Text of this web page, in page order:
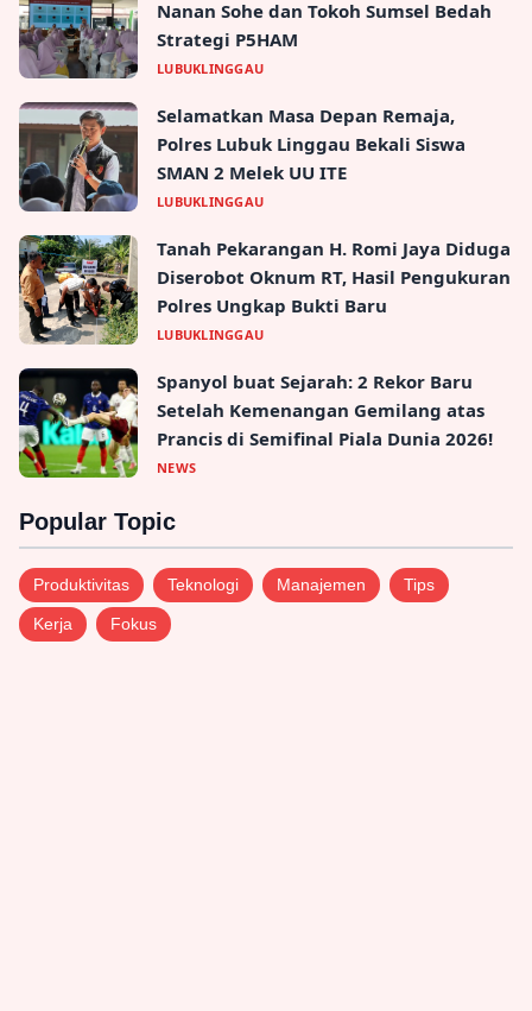
Nanan Sohe dan Tokoh Sumsel Bedah
Strategi P5HAM
LUBUKLINGGAU
Selamatkan Masa Depan Remaja,
Polres Lubuk Linggau Bekali Siswa
SMAN 2 Melek UU ITE
LUBUKLINGGAU
Tanah Pekarangan H. Romi Jaya Diduga
Diserobot Oknum RT, Hasil Pengukuran
Polres Ungkap Bukti Baru
LUBUKLINGGAU
Spanyol buat Sejarah: 2 Rekor Baru
Setelah Kemenangan Gemilang atas
Prancis di Semifinal Piala Dunia 2026!
NEWS
Popular Topic
Produktivitas Teknologi Manajemen Tips
Kerja Fokus